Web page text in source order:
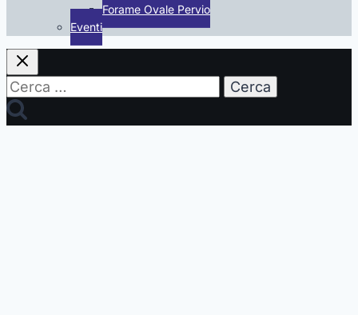
Forame Ovale Pervio
Eventi
Ricerca
per: